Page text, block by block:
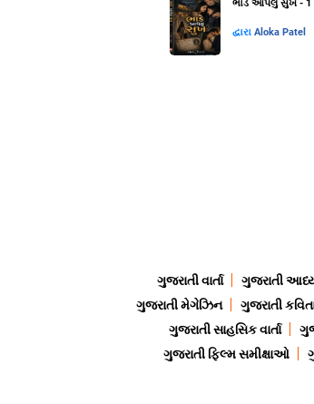
ભાડે આપેલું સુખ - 1
દ્વારા Aloka Patel
ગુજરાતી વાર્તા ગુજરાતી
ગુજરાતી મેગેઝિન
ગુજરાતી
ગુજરાતી સાહસિક વાર્તા
ગુજરાતી ફિલ્મ સમીક્ષાઓ